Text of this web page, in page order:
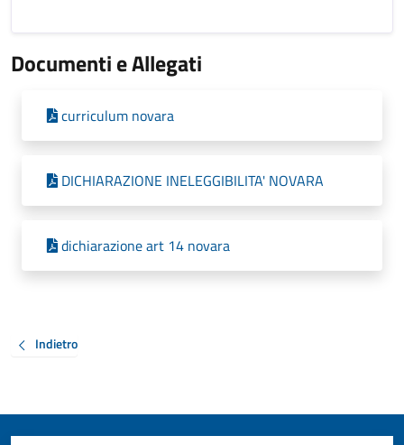
Documenti e Allegati
curriculum novara
DICHIARAZIONE INELEGGIBILITA' NOVARA
dichiarazione art 14 novara
Indietro